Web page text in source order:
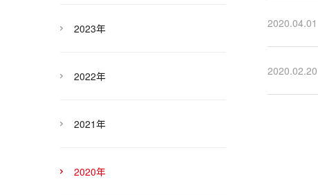
2023年
2022年
2021年
2020年
2020.04.01
2020.02.20